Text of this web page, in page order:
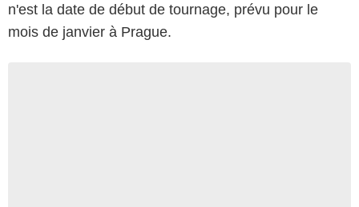
n'est la date de début de tournage, prévu pour le
mois de janvier à Prague.